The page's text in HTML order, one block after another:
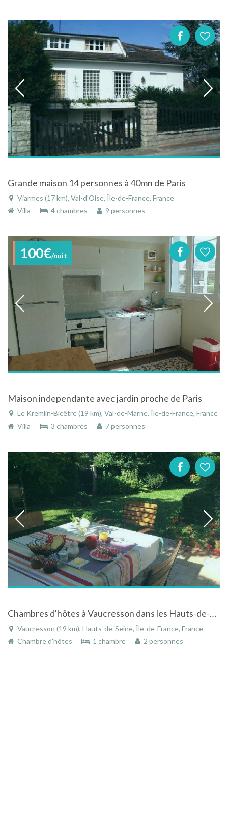
Grande maison 14 personnes à 40mn de Paris
Viarmes (17 km), Val-d'Oise, Île-de-France, France
Villa
4 chambres 9 personnes
100€/nuit
Maison independante avec jardin proche de Paris
Le Kremlin-Bicêtre (19 km), Val-de-Marne, Île-de-France, France
Villa
3 chambres 7 personnes
Chambres d'hôtes à Vaucresson dans les Hauts-de-Seine en Île-de-France
Vaucresson (19 km), Hauts-de-Seine, Île-de-France, France
Chambre d'hôtes
1 chambre 2 personnes